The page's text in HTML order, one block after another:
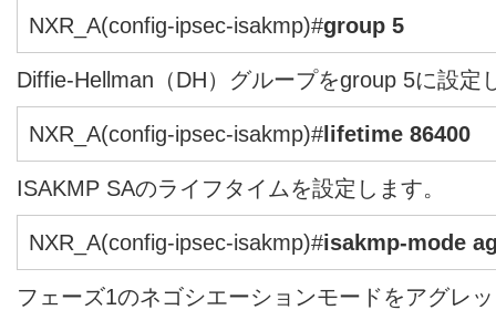
NXR_A(config-ipsec-isakmp)#group 5
Diffie-Hellman（DH）グループをgroup 5に設定
NXR_A(config-ipsec-isakmp)#lifetime 86400
ISAKMP SAのライフタイムを設定します。
NXR_A(config-ipsec-isakmp)#isakmp-mode
フェーズ1のネゴシエーションモードをアグレ